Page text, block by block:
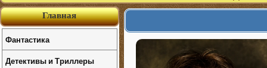
Главная
Фантастика
Детективы и Триллеры